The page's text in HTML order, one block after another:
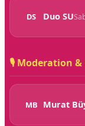
DS Duo SU
🎙️ Moderation &
MB Murat